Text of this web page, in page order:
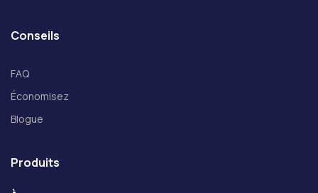
Conseils
FAQ
Économisez
Blogue
Produits